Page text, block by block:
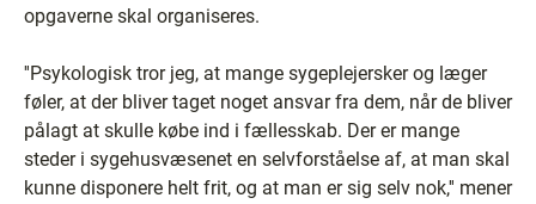
opgaverne skal organiseres.
''Psykologisk tror jeg, at mange sygeplejersker og læger
føler, at der bliver taget noget ansvar fra dem, når de bliver
pålagt at skulle købe ind i fællesskab. Der er mange
steder i sygehusvæsenet en selvforståelse af, at man skal
kunne disponere helt frit, og at man er sig selv nok,'' mener